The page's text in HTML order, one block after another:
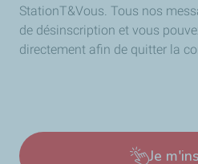
StationT&Vous. Tous nos
de désinscription et vous
directement afin de quitter la
Je